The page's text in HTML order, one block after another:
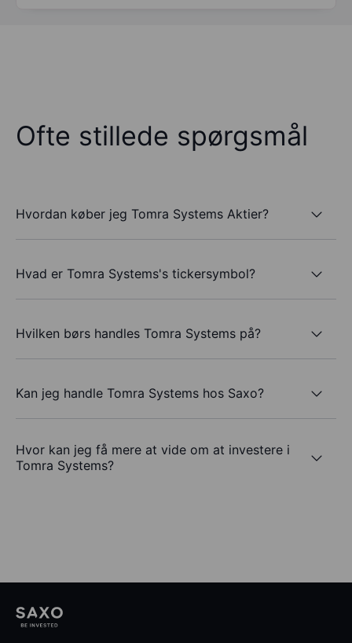
Ofte stillede spørgsmål
Hvordan køber jeg Tomra Systems Aktier?
Hvad er Tomra Systems's tickersymbol?
Hvilken børs handles Tomra Systems på?
Kan jeg handle Tomra Systems hos Saxo?
Hvor kan jeg få mere at vide om at investere i
Tomra Systems?